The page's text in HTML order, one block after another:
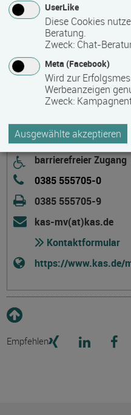
Kontakt
Konrad-Adenauer-
Amtstraße 29 b
19055 Schwerin
Deutschland
barrierefreier Zugang
0385 555705-0
0385 555705-9
kas-mv(at)kas.de
Kontaktformular
https://www.kas.de/
Empfehlen
UserLike
Diese Cookies
Beratung.
Zweck: Chat-
Meta (Facebook)
Wird zur
Werbeanzeigen
Zweck:
Ausgewählte akzeptieren